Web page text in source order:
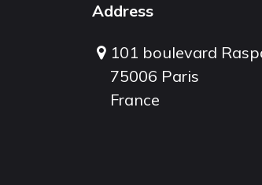
Address
101 boulevard
75006 Paris
France